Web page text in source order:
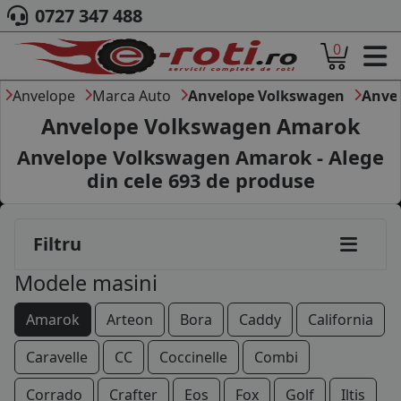
ACASA
DESPRE NOI
ANVELOPE
AUTO
CAMION
MOTO
MARCA AUTO
BLOG
B2B - COLABORARE COMPANII
CONT
0727 347 488
0
Anvelope Marca Auto Anvelope Volkswagen
Anvelope Volkswagen Amarok
Anvelope Volkswagen Amarok - Alege
din cele 693de produse
Filtru
Modele masini
Amarok Arteon Bora Caddy
California
Caravelle
CC Coccinelle
Combi
Corrado
Crafter Eos Fox Golf
Iltis